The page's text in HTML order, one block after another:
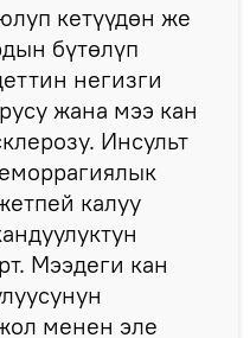
кетүүдөн же
бүтөлүп
негизги
жана мээ кан
Инсульт
калуу
Мээдеги кан
менен эле